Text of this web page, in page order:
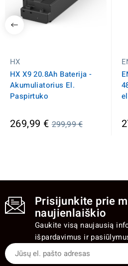
HX
HX X9 20.8Ah Baterija -
Akumuliatorius El.
Paspirtuko
269,99 €Įprasta
299,99 €
Prisijunkite prie
naujienlaiškio
Gaukite visą naujausią
išpardavimus ir